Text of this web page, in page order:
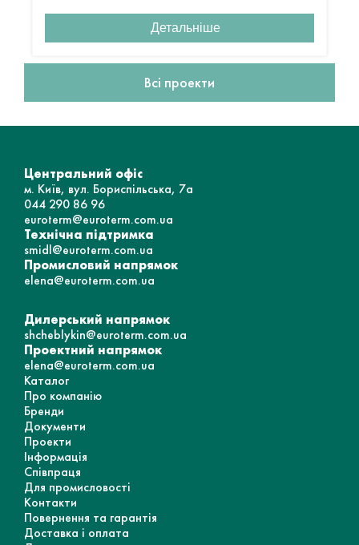
Детальніше
Всі проекти
Центральний офіс
м. Київ, вул. Бориспільська, 7а
044 290 86 96
euroterm@euroterm.com.ua
Технічна підтримка
smidl@euroterm.com.ua
Промисловий напрямок
elena@euroterm.com.ua
Дилерський напрямок
shcheblykin@euroterm.com.ua
Проектний напрямок
elena@euroterm.com.ua
Каталог
Про компанію
Бренди
Документи
Проекти
Інформація
Співпраця
Для промисловості
Контакти
Повернення та гарантія
Доставка і оплата